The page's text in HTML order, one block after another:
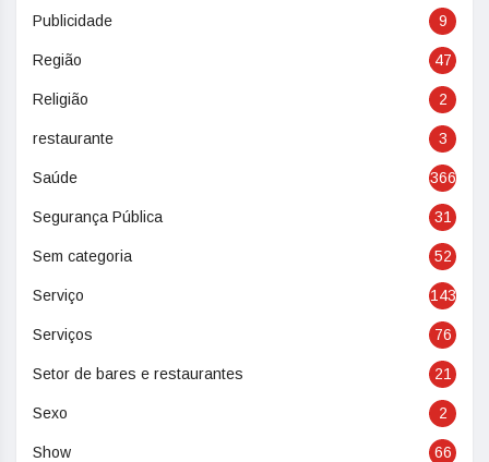
Publicidade 9
Região 47
Religião 2
restaurante 3
Saúde 366
Segurança Pública 31
Sem categoria 52
Serviço 143
Serviços 76
Setor de bares e restaurantes 21
Sexo 2
Show 66